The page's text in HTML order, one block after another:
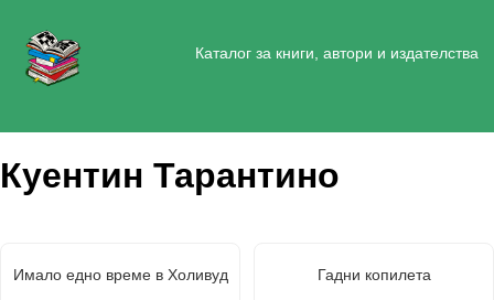
Каталог за книги, автори и издателства
Куентин Тарантино
Имало едно време в Холивуд Гадни копилета